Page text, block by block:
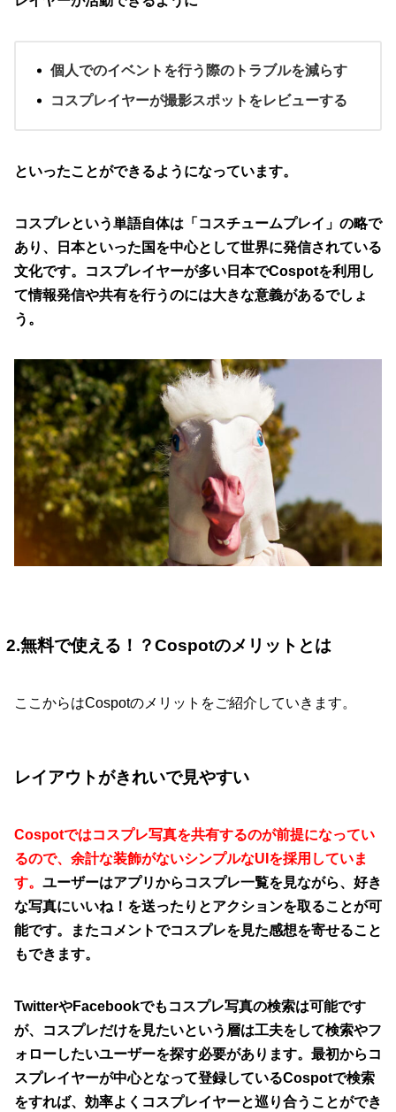
個人でのイベントを行う際のトラブルを減らす
コスプレイヤーが撮影スポットをレビューする
といったことができるようになっています。
コスプレという単語自体は「コスチュームプレイ」の略で
あり、日本といった国を中心として世界に発信されている
文化です。コスプレイヤーが多い日本でCospotを利用し
て情報発信や共有を行うのには大きな意義があるでしょ
う。
2.無料で使える！？Cospotのメリットとは
ここからはCospotのメリットをご紹介していきます。
レイアウトがきれいで見やすい
Cospotではコスプレ写真を共有するのが前提になってい
るので、余計な装飾がないシンプルなUIを採用していま
す。 ユーザーはアプリからコスプレ一覧を見ながら、好き
な写真にいいね！を送ったりとアクションを取ることが可
能です。またコメントでコスプレを見た感想を寄せること
もできます。
TwitterやFacebookでもコスプレ写真の検索は可能です
が、コスプレだけを見たいという層は工夫をして検索やフ
ォローしたいユーザーを探す必要があります。最初からコ
スプレイヤーが中心となって登録しているCospotで検索
をすれば、効率よくコスプレイヤーと巡り合うことができ